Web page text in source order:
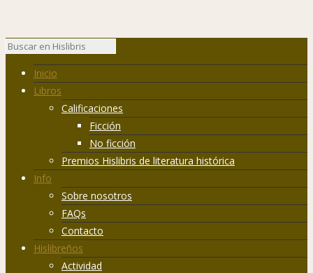
Inicio
Libros
Calificaciones
Ficción
No ficción
Premios Hislibris de literatura histórica
Info
Sobre nosotros
FAQs
Contacto
Hislibreños
Actividad